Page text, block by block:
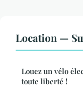
Location —
Louez un vélo
toute liberté !